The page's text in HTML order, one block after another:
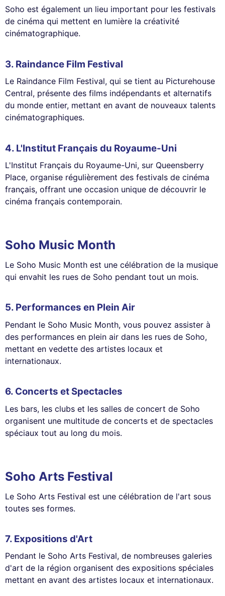
Soho est également un lieu important pour les festivals
de cinéma qui mettent en lumière la créativité
cinématographique.
3. Raindance Film Festival
Le Raindance Film Festival, qui se tient au Picturehouse
Central, présente des films indépendants et alternatifs
du monde entier, mettant en avant de nouveaux talents
cinématographiques.
4. L'Institut Français du Royaume-Uni
L'Institut Français du Royaume-Uni, sur Queensberry
Place, organise régulièrement des festivals de cinéma
français, offrant une occasion unique de découvrir le
cinéma français contemporain.
Soho Music Month
Le Soho Music Month est une célébration de la musique
qui envahit les rues de Soho pendant tout un mois.
5. Performances en Plein Air
Pendant le Soho Music Month, vous pouvez assister à
des performances en plein air dans les rues de Soho,
mettant en vedette des artistes locaux et
internationaux.
6. Concerts et Spectacles
Les bars, les clubs et les salles de concert de Soho
organisent une multitude de concerts et de spectacles
spéciaux tout au long du mois.
Soho Arts Festival
Le Soho Arts Festival est une célébration de l'art sous
toutes ses formes.
7. Expositions d'Art
Pendant le Soho Arts Festival, de nombreuses galeries
d'art de la région organisent des expositions spéciales
mettant en avant des artistes locaux et internationaux.